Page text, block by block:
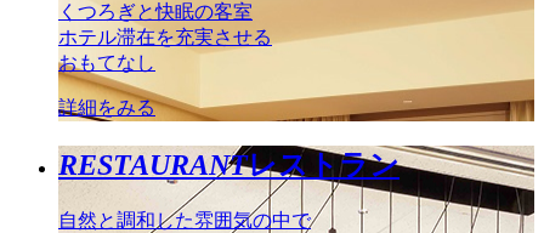
くつろぎと快眠の客室
ホテル滞在を充実させる
おもてなし
詳細をみる
RESTAURANTレストラン
自然と調和した雰囲気の中で